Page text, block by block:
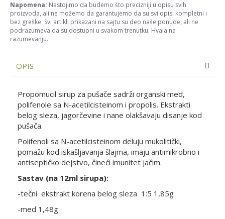
Napomena: Nastojimo da budemo što precizniji u opisu svih
proizvoda, ali ne možemo da garantujemo da su svi opisi kompletni i
bez greške. Svi artikli prikazani na sajtu su deo naše ponude, ali ne
podrazumeva da su dostupni u svakom trenutku. Hvala na
razumevanju.
OPIS
Propomucil sirup za pušače sadrži organski med,
polifenole sa N-acetilcisteinom i propolis. Ekstrakti
belog sleza, jagorčevine i nane olakšavaju disanje kod
pušača.
Polifenoli sa N-acetilcisteinom deluju mukolitički,
pomažu kod iskašljavanja šlajma, imaju antimikrobno i
antiseptičko dejstvo, čineći imunitet jačim.
Sastav (na 12ml sirupa):
-tečni ekstrakt korena belog sleza 1:5 1,85g
-med 1,48g